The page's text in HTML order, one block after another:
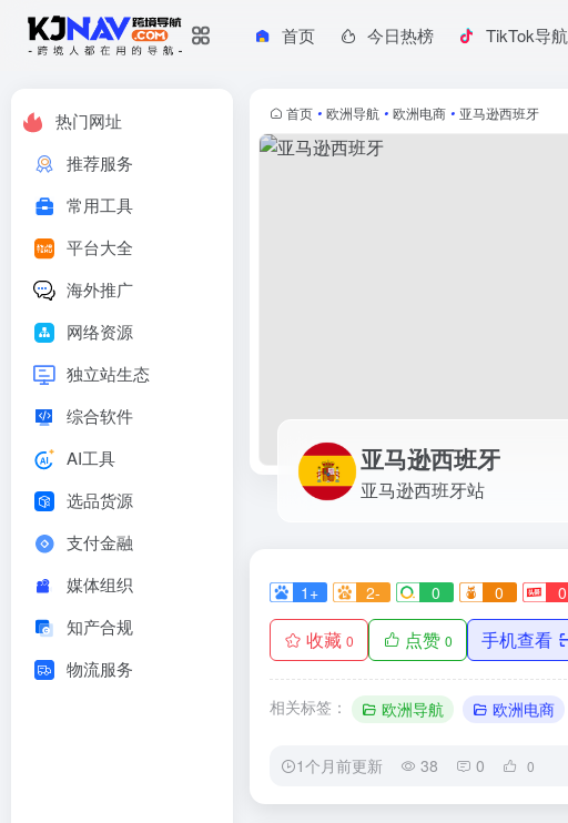
首页 今日热榜 TikTok导航
热门网址
推荐服务
常用工具
平台大全
海外推广
网络资源
独立站生态
综合软件
AI工具
选品货源
支付金融
媒体组织
知产合规
物流服务
首页 • 欧洲导航 • 欧洲电商 • 亚马逊西班牙
亚马逊西班牙
亚马逊西班牙站
1+ 2- 0 0 0
收藏 0 点赞 0 手机查看
相关标签： 欧洲导航 欧洲电商
1个月前更新 38 0 0
亚马逊西班牙